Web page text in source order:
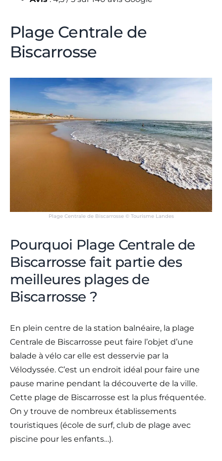
Plage Centrale de
Biscarrosse
Plage Centrale de Biscarrosse © Tourisme Landes
Pourquoi Plage Centrale de
Biscarrosse fait partie des
meilleures plages de
Biscarrosse ?
En plein centre de la station balnéaire, la plage
Centrale de Biscarrosse peut faire l’objet d’une
balade à vélo car elle est desservie par la
Vélodyssée. C’est un endroit idéal pour faire une
pause marine pendant la découverte de la ville.
Cette plage de Biscarrosse est la plus fréquentée.
On y trouve de nombreux établissements
touristiques (école de surf, club de plage avec
piscine pour les enfants…).